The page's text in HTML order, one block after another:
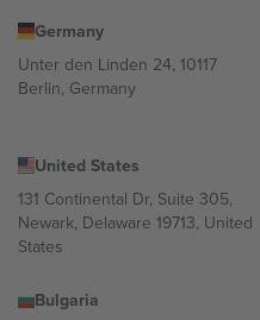
Germany
Unter den Linden 24, 10117
Berlin, Germany
United States
131 Continental Dr, Suite 305,
Newark, Delaware 19713, United
States
Bulgaria